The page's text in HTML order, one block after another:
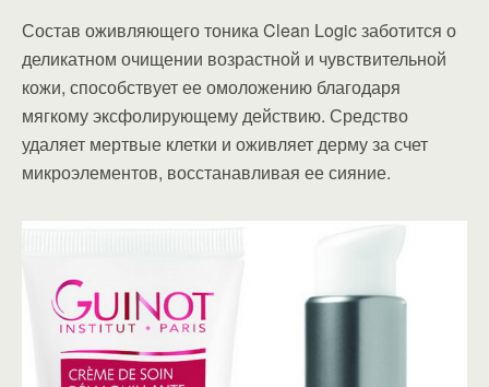
Состав оживляющего тоника Clean Logic заботится о
деликатном очищении возрастной и чувствительной
кожи, способствует ее омоложению благодаря
мягкому эксфолирующему действию. Средство
удаляет мертвые клетки и оживляет дерму за счет
микроэлементов, восстанавливая ее сияние.